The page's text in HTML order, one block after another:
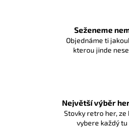
Seženeme
Objednáme ti
kterou jinde
Největší výběr
Stovky retro her, ze
vybere každý tu